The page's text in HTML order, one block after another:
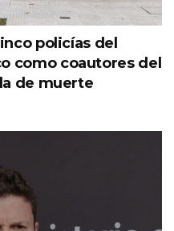
policías del
como coautores del
de muerte